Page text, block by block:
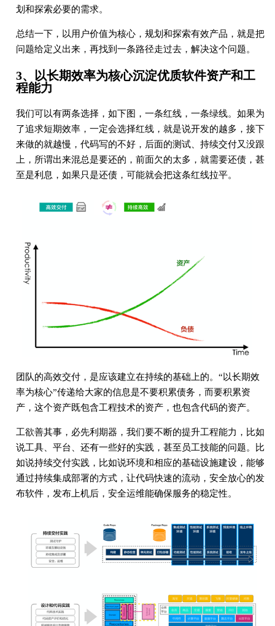
划和探索必要的需求。
总结一下，以用户价值为核心，规划和探索有效产品，就是把
问题给定义出来，再找到一条路径走过去，解决这个问题。
3、以长期效率为核心沉淀优质软件资产和工
程能力
我们可以有两条选择，如下图，一条红线，一条绿线。如果为
了追求短期效率，一定会选择红线，就是说开发的越多，接下
来做的就越慢，代码写的不好，后面的测试、持续交付又没跟
上，所谓出来混总是要还的，前面欠的太多，就需要还债，甚
至是利息，如果只是还债，可能就会把这条红线拉平。
团队的高效交付，是应该建立在持续的基础上的。“以长期效
率为核心”传递给大家的信息是不要积累债务，而要积累资
产，这个资产既包含工程技术的资产，也包含代码的资产。
工欲善其事，必先利期器，我们要不断的提升工程能力，比如
说工具、平台、还有一些好的实践，甚至员工技能的问题。比
如说持续交付实践，比如说环境和相应的基础设施建设，能够
通过持续集成部署的方式，让代码快速的流动，安全放心的发
布软件，发布上机后，安全运维能确保服务的稳定性。